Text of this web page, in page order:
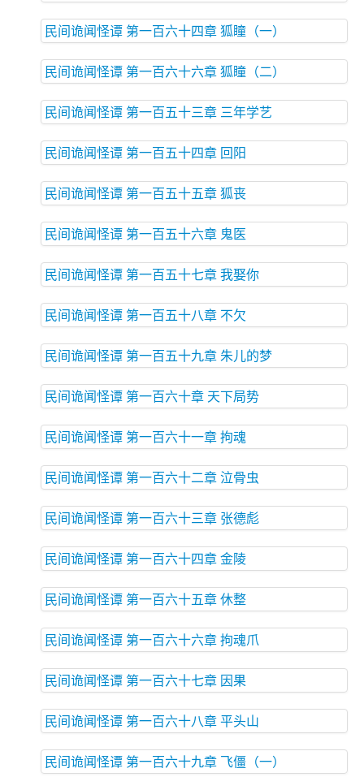
民间诡闻怪谭 第一百六十四章 狐瞳（一）
民间诡闻怪谭 第一百六十六章 狐瞳（二）
民间诡闻怪谭 第一百五十三章 三年学艺
民间诡闻怪谭 第一百五十四章 回阳
民间诡闻怪谭 第一百五十五章 狐丧
民间诡闻怪谭 第一百五十六章 鬼医
民间诡闻怪谭 第一百五十七章 我娶你
民间诡闻怪谭 第一百五十八章 不欠
民间诡闻怪谭 第一百五十九章 朱儿的梦
民间诡闻怪谭 第一百六十章 天下局势
民间诡闻怪谭 第一百六十一章 拘魂
民间诡闻怪谭 第一百六十二章 泣骨虫
民间诡闻怪谭 第一百六十三章 张德彪
民间诡闻怪谭 第一百六十四章 金陵
民间诡闻怪谭 第一百六十五章 休整
民间诡闻怪谭 第一百六十六章 拘魂爪
民间诡闻怪谭 第一百六十七章 因果
民间诡闻怪谭 第一百六十八章 平头山
民间诡闻怪谭 第一百六十九章 飞僵（一）